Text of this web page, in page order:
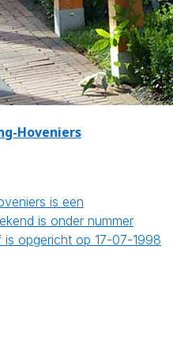
Hoveniers
is een
is onder nummer
is opgericht op 17-07-1998